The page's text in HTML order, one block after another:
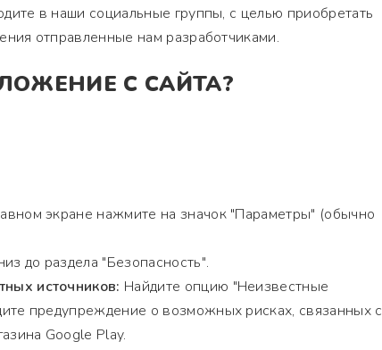
в наши социальные группы, с целью приобретать
отправленные нам разработчиками.
С САЙТА?
экране нажмите на значок "Параметры" (обычно
до раздела "Безопасность".
источников: Найдите опцию "Неизвестные
предупреждение о возможных рисках, связанных с
Google Play.